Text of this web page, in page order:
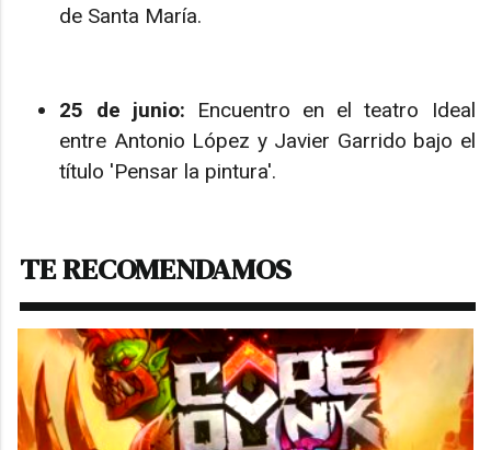
de Santa María.
25 de junio: Encuentro en el teatro Ideal
entre Antonio López y Javier Garrido bajo el
título 'Pensar la pintura'.
TE RECOMENDAMOS